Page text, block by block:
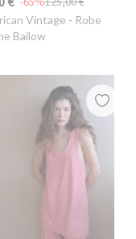
Vintage - Robe
Bailow